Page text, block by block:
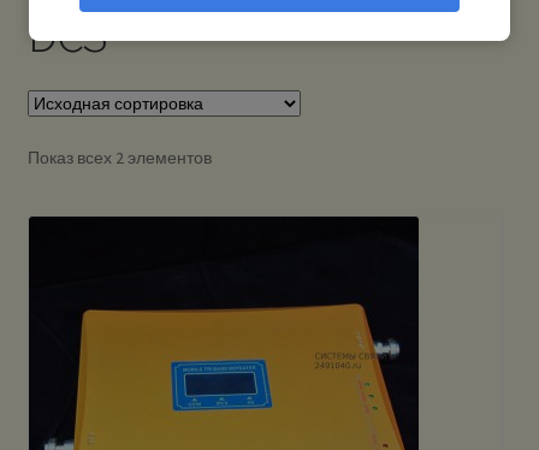
DCS
Показ всех 2 элементов